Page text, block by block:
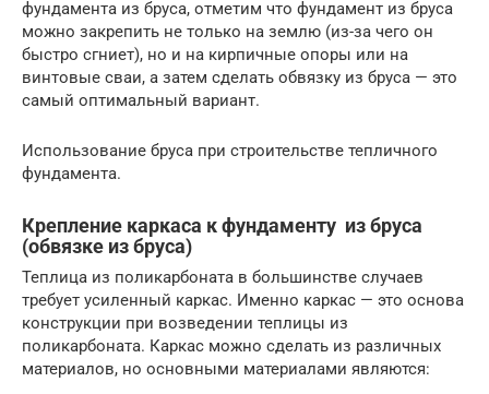
фундамента из бруса, отметим что фундамент из бруса
можно закрепить не только на землю (из-за чего он
быстро сгниет), но и на кирпичные опоры или на
винтовые сваи, а затем сделать обвязку из бруса — это
самый оптимальный вариант.
Использование бруса при строительстве тепличного
фундамента.
Крепление каркаса к фундаменту из бруса
(обвязке из бруса)
Теплица из поликарбоната в большинстве случаев
требует усиленный каркас. Именно каркас — это основа
конструкции при возведении теплицы из
поликарбоната. Каркас можно сделать из различных
материалов, но основными материалами являются: